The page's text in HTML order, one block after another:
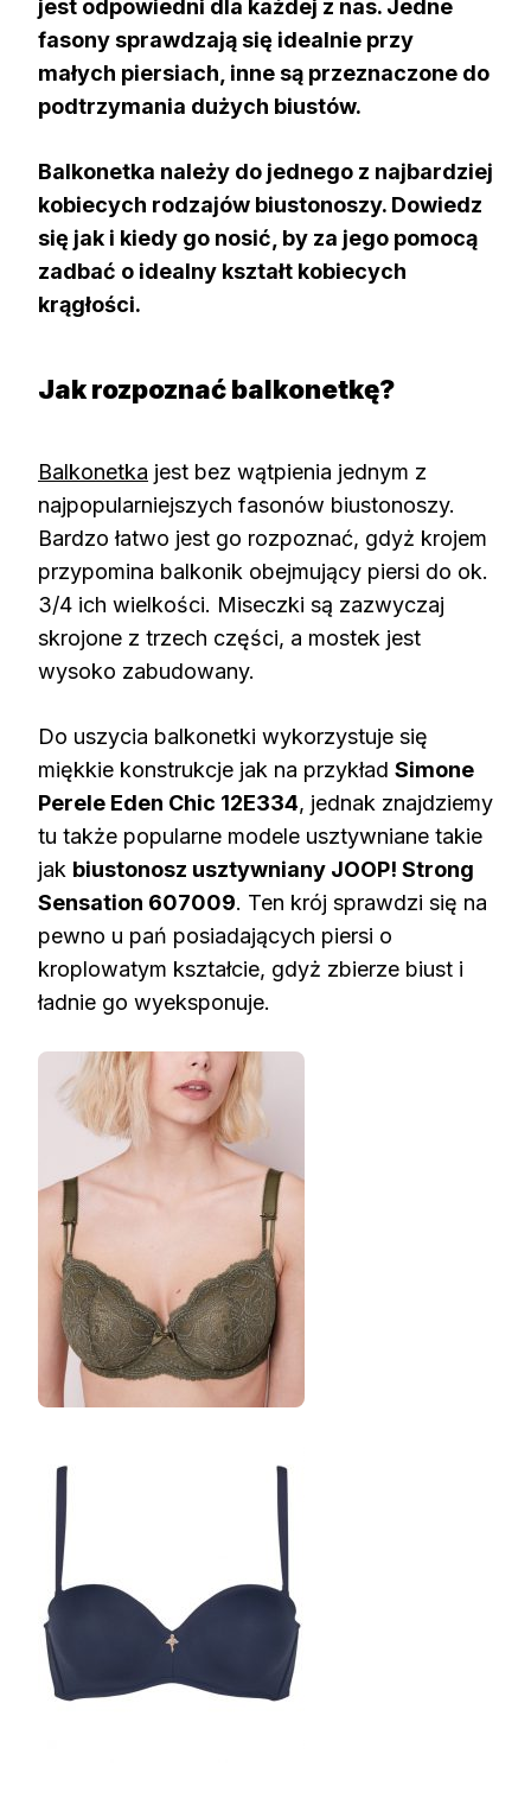
jest odpowiedni dla każdej z nas. Jedne
fasony sprawdzają się idealnie przy
małych piersiach, inne są przeznaczone do
podtrzymania dużych biustów.
Balkonetka należy do jednego z najbardziej
kobiecych rodzajów biustonoszy. Dowiedz
się jak i kiedy go nosić, by za jego pomocą
zadbać o idealny kształt kobiecych
krągłości.
Jak rozpoznać balkonetkę?
Balkonetka jest bez wątpienia jednym z
najpopularniejszych fasonów biustonoszy.
Bardzo łatwo jest go rozpoznać, gdyż krojem
przypomina balkonik obejmujący piersi do ok.
3/4 ich wielkości. Miseczki są zazwyczaj
skrojone z trzech części, a mostek jest
wysoko zabudowany.
Do uszycia balkonetki wykorzystuje się
miękkie konstrukcje jak na przykład Simone
Perele Eden Chic 12E334, jednak znajdziemy
tu także popularne modele usztywniane takie
jak biustonosz usztywniany JOOP! Strong
Sensation 607009. Ten krój sprawdzi się na
pewno u pań posiadających piersi o
kroplowatym kształcie, gdyż zbierze biust i
ładnie go wyeksponuje.